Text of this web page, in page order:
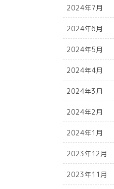
2024年7月
2024年6月
2024年5月
2024年4月
2024年3月
2024年2月
2024年1月
2023年12月
2023年11月